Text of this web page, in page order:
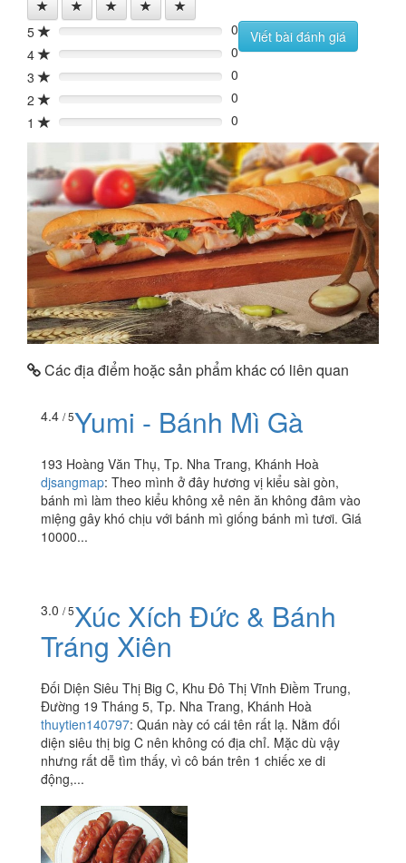
5 0%
0
4
0%
0
3
0%
0
2
0%
0
1
0% 0
Viết bài đánh giá
Các địa điểm hoặc sản phẩm khác có liên quan
4.4 / 5Yumi - Bánh Mì Gà
193 Hoàng Văn Thụ, Tp. Nha Trang, Khánh Hoà
djsangmap: Theo mình ở đây hương vị kiểu sài gòn,
bánh mì làm theo kiểu không xẻ nên ăn không đâm vào
miệng gây khó chịu với bánh mì giống bánh mì tươi. Giá
10000...
3.0 / 5Xúc Xích Đức & Bánh
Tráng Xiên
Đối Diện Siêu Thị Big C, Khu Đô Thị Vĩnh Điềm Trung,
Đường 19 Tháng 5, Tp. Nha Trang, Khánh Hoà
thuytien140797:Quán này có cái tên rất lạ. Nằm đối
diện siêu thị big C nên không có địa chỉ. Mặc dù vậy
nhưng rất dễ tìm thấy, vì cô bán trên 1 chiếc xe di